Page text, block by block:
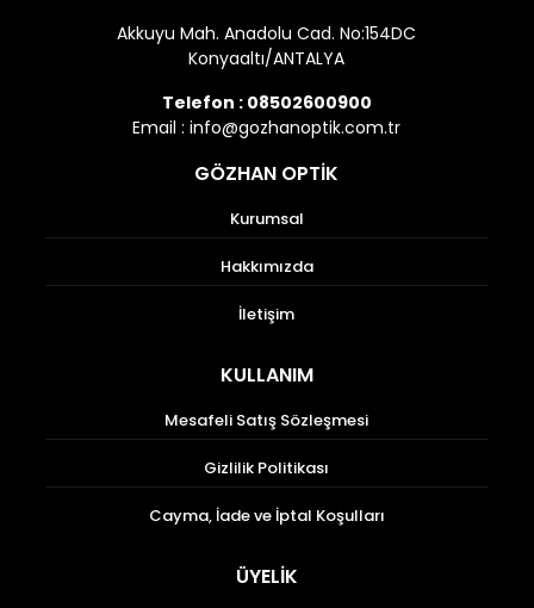
Akkuyu Mah. Anadolu Cad. No:154DC
Konyaaltı/ANTALYA
Telefon : 08502600900
Email :info@gozhanoptik.com.tr
GÖZHAN OPTİK
Kurumsal
Hakkımızda
İletişim
KULLANIM
Mesafeli Satış Sözleşmesi
Gizlilik Politikası
Cayma, İade ve İptal Koşulları
ÜYELİK